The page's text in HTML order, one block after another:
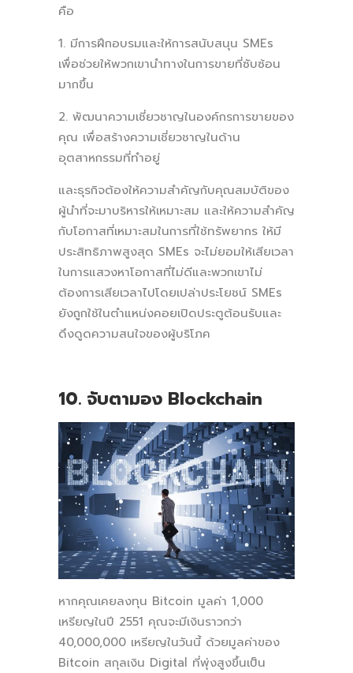
คือ
1. มีการฝึกอบรมและให้การสนับสนุน SMEs
เพื่อช่วยให้พวกเขานำทางในการขายที่ซับซ้อน
มากขึ้น
2. พัฒนาความเชี่ยวชาญในองค์กรการขายของ
คุณ เพื่อสร้างความเชี่ยวชาญในด้าน
อุตสาหกรรมที่ทำอยู่
และธุรกิจต้องให้ความสำคัญกับคุณสมบัติของ
ผู้นำที่จะมาบริหารให้เหมาะสม และให้ความสำคัญ
กับโอกาสที่เหมาะสมในการที่ใช้ทรัพยากร ให้มี
ประสิทธิภาพสูงสุด SMEs จะไม่ยอมให้เสียเวลา
ในการแสวงหาโอกาสที่ไม่ดีและพวกเขาไม่
ต้องการเสียเวลาไปโดยเปล่าประโยชน์ SMEs
ยังถูกใช้ในตำแหน่งคอยเปิดประตูต้อนรับและ
ดึงดูดความสนใจของผู้บริโภค
10. จับตามอง Blockchain
หากคุณเคยลงทุน Bitcoin มูลค่า 1,000
เหรียญในปี 2551 คุณจะมีเงินราวกว่า
40,000,000 เหรียญในวันนี้ ด้วยมูลค่าของ
Bitcoin สกุลเงิน Digital ที่พุ่งสูงขึ้นเป็น